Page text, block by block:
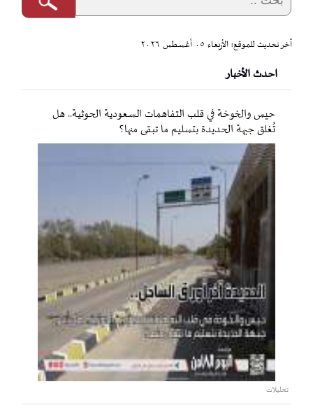
آخر تحديث للموقع: الأربعاء ٠٥ أغسطس ٢٠٢٦
احدث الأخبار
حيس والخوخة في قلب التفاهمات السعودية الحوثية.. هل
تُغلق جبهة الحديدة بتسليم ما تبقى منها؟
تحليلات